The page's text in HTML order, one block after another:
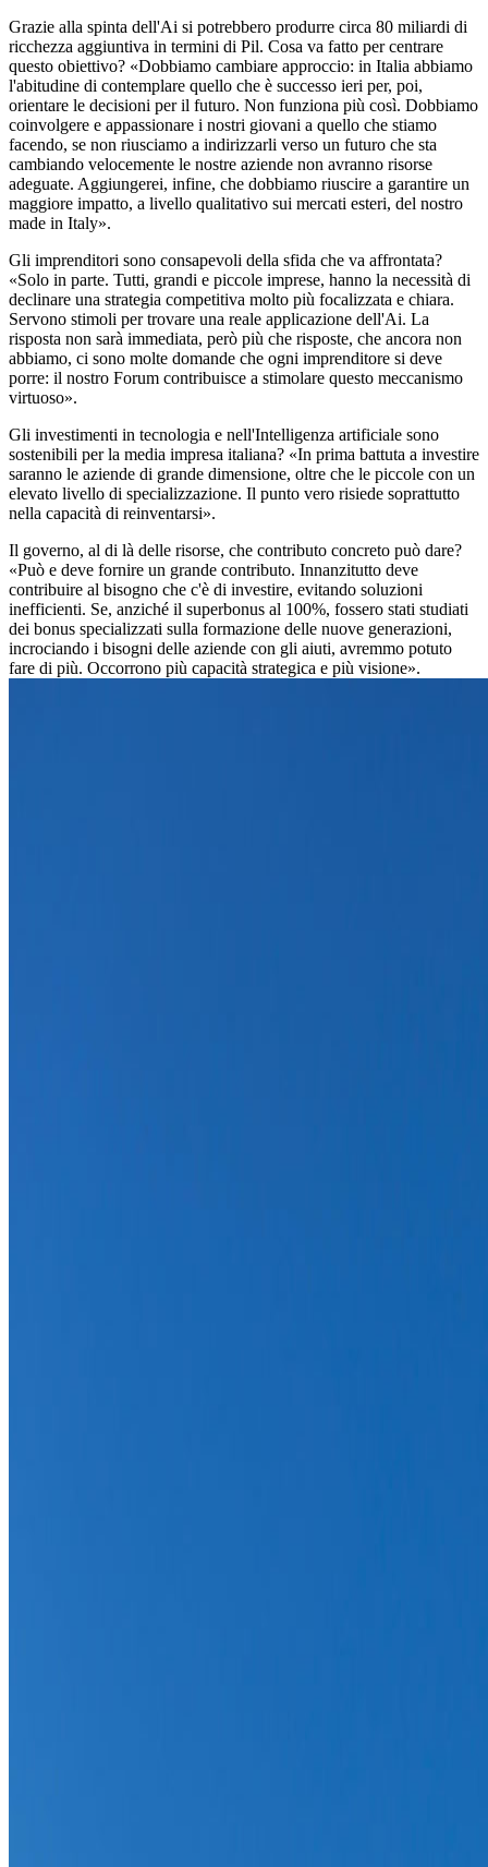
Grazie alla spinta dell'Ai si potrebbero produrre circa 80 miliardi di
ricchezza aggiuntiva in termini di Pil. Cosa va fatto per centrare
questo obiettivo? «Dobbiamo cambiare approccio: in Italia abbiamo
l'abitudine di contemplare quello che è successo ieri per, poi,
orientare le decisioni per il futuro. Non funziona più così. Dobbiamo
coinvolgere e appassionare i nostri giovani a quello che stiamo
facendo, se non riusciamo a indirizzarli verso un futuro che sta
cambiando velocemente le nostre aziende non avranno risorse
adeguate. Aggiungerei, infine, che dobbiamo riuscire a garantire un
maggiore impatto, a livello qualitativo sui mercati esteri, del nostro
made in Italy».
Gli imprenditori sono consapevoli della sfida che va affrontata?
«Solo in parte. Tutti, grandi e piccole imprese, hanno la necessità di
declinare una strategia competitiva molto più focalizzata e chiara.
Servono stimoli per trovare una reale applicazione dell'Ai. La
risposta non sarà immediata, però più che risposte, che ancora non
abbiamo, ci sono molte domande che ogni imprenditore si deve
porre: il nostro Forum contribuisce a stimolare questo meccanismo
virtuoso».
Gli investimenti in tecnologia e nell'Intelligenza artificiale sono
sostenibili per la media impresa italiana? «In prima battuta a investire
saranno le aziende di grande dimensione, oltre che le piccole con un
elevato livello di specializzazione. Il punto vero risiede soprattutto
nella capacità di reinventarsi».
Il governo, al di là delle risorse, che contributo concreto può dare?
«Può e deve fornire un grande contributo. Innanzitutto deve
contribuire al bisogno che c'è di investire, evitando soluzioni
inefficienti. Se, anziché il superbonus al 100%, fossero stati studiati
dei bonus specializzati sulla formazione delle nuove generazioni,
incrociando i bisogni delle aziende con gli aiuti, avremmo potuto
fare di più. Occorrono più capacità strategica e più visione».